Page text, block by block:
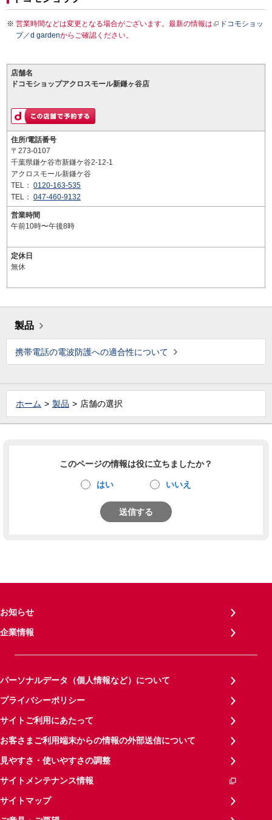
営業時間などは変更となる場合がございます。最新の情報は
ドコモショッ
プ／d gardenからご確認ください。
店舗名
ドコモショップアクロスモール新鎌ヶ谷店
住所/電話番号
〒273-0107
千葉県鎌ケ谷市新鎌ケ谷2-12-1
アクロスモール新鎌ケ谷
TEL： 0120-163-535
TEL： 047-460-9132
営業時間
午前10時〜午後8時
定休日
無休
製品
携帯電話の電波防護への適合性について
ホーム 製品 店舗の選択
このページの情報は役に立ちましたか？
はい いいえ
送信する
お知らせ
企業情報
パーソナルデータ（個人情報など）について
プライバシーポリシー
サイトご利用にあたって
お客さまご利用端末からの情報の外部送信について
見やすさ・使いやすさの調整
サイトメンテナンス情報
サイトマップ